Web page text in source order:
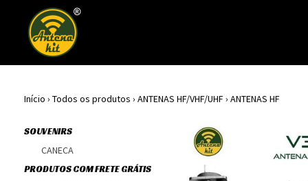
Início › Todos os produtos › ANTENAS HF/VHF/UHF› ANTENAS HF
SOUVENIRS
CANECA
PRODUTOS COM FRETE GRÁTIS